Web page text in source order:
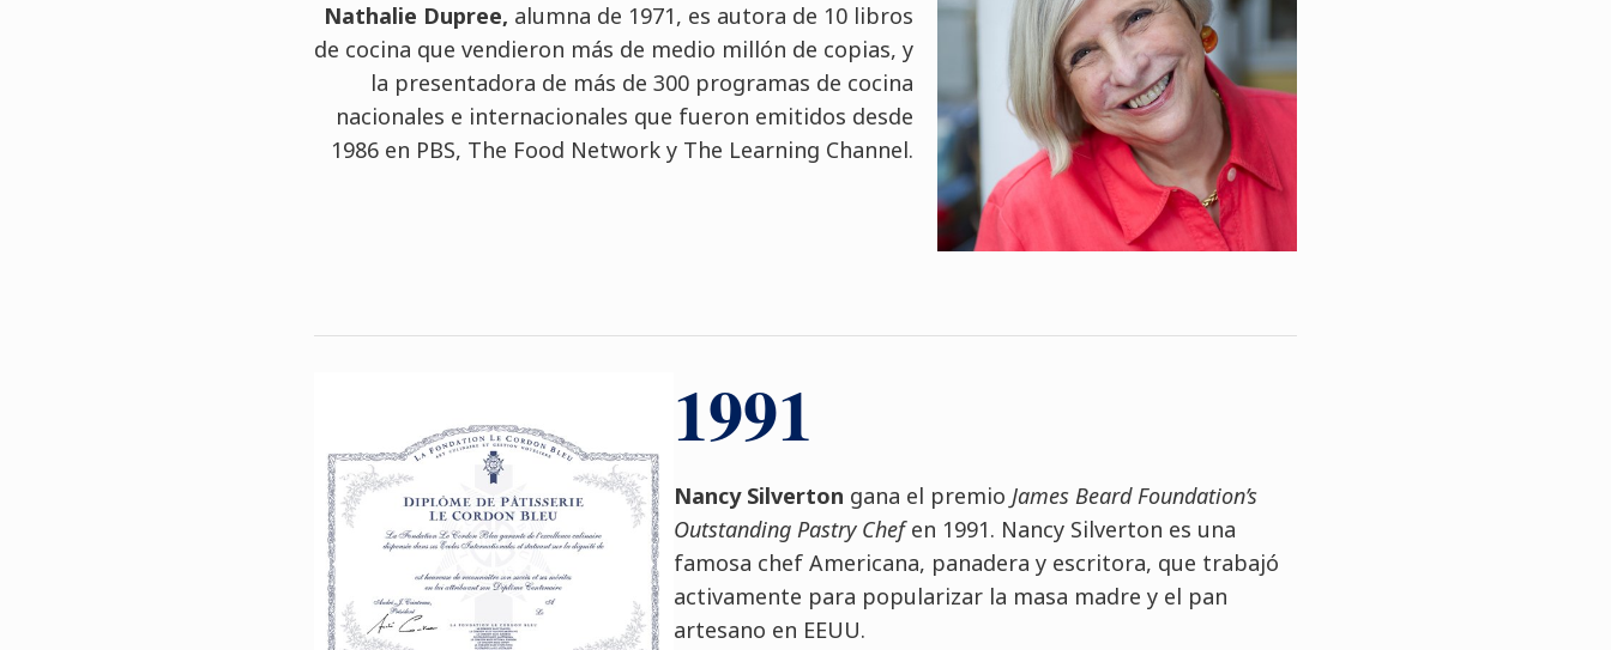
Nathalie Dupree, alumna de 1971, es autora de 10 libros
de cocina que vendieron más de medio millón de copias, y
la presentadora de más de 300 programas de cocina
nacionales e internacionales que fueron emitidos desde
1986 en PBS, The Food Network y The Learning Channel.
1991
Nancy Silverton gana el premio James Beard Foundation’s
Outstanding Pastry Chefen 1991. Nancy Silverton es una
famosa chef Americana, panadera y escritora, que trabajó
activamente para popularizar la masa madre y el pan
artesano en EEUU.